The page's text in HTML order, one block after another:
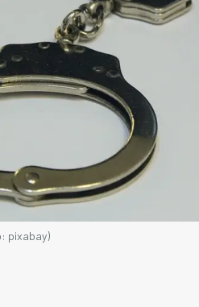
pixabay)